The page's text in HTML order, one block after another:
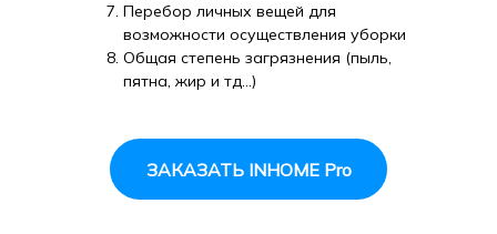
ЗАКАЗАТЬ INHOME Pro
Перебор личных вещей для
возможности осуществления уборки
Общая степень загрязнения (пыль,
пятна, жир и тд...)